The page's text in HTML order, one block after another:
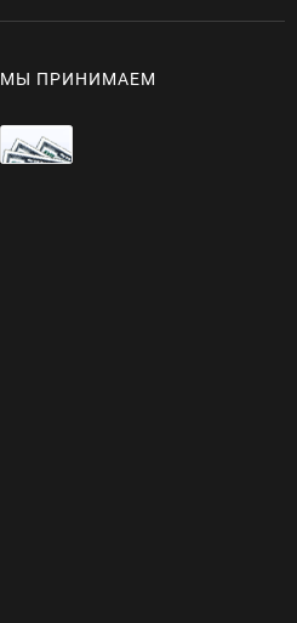
МЫ ПРИНИМАЕМ